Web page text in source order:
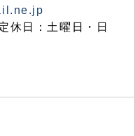
休日：土曜日・日